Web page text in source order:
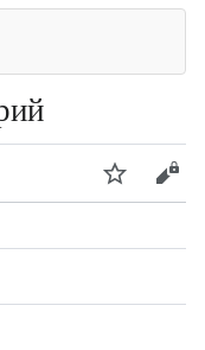
Следить